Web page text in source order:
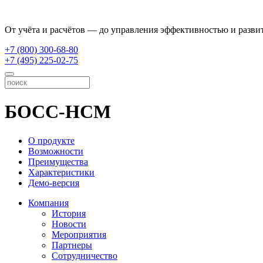
От учёта и расчётов — до управления эффективностью и
+7 (800) 300-68-80
+7 (495) 225-02-75
БОСС-HCM
О продукте
Возможности
Преимущества
Характеристики
Демо-версия
Компания
История
Новости
Мероприятия
Партнеры
Сотрудничество